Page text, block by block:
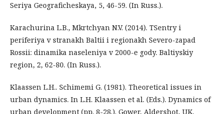
Seriya Geograficheskaya, 5, 46-59. (In Russ.).
Karachurina L.B., Mkrtchyan N.V. (2014). TSentry i
periferiya v stranakh Baltii i regionakh Severo-zapad
Rossii: dinamika naseleniya v 2000-e gody. Baltiyskiy
region, 2, 62-80. (In Russ.).
Klaassen L.H.. Schimemi G. (1981). Theoretical issues in
urban dynamics. In L.H. Klaassen et al. (Eds.). Dynamics of
urban development (pp. 8-28.). Gower, Aldershot, UK.